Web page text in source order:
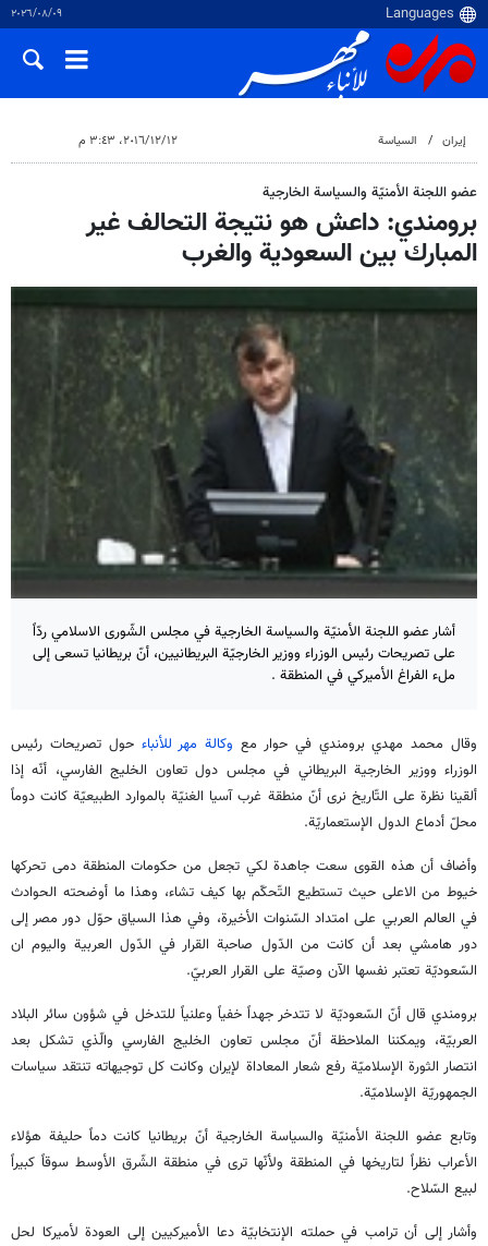
٠٩‏/٠٨‏/٢٠٢٦
إيران السياسة ١٢‏/١٢‏/٢٠١٦، ٣:٤٣ م
عضو اللجنة الأمنيّة والسياسة الخارجية
برومندي: داعش هو نتيجة التحالف غير
المبارك بين السعودية والغرب
أشار عضو اللجنة الأمنيّة والسياسة الخارجية في مجلس الشّورى الاسلامي ردّاً
على تصريحات رئيس الوزراء ووزير الخارجيّة البريطانيين، أنّ بريطانيا تسعى إلى
ملء الفراغ الأميركي في المنطقة .
وقال محمد مهدي برومندي في حوار مع وكالة مهر للأنباء حول تصريحات رئيس
الوزراء ووزير الخارجية البريطاني في مجلس دول تعاون الخليج الفارسي، أنّه إذا
ألقينا نظرة على التّاريخ نرى أنّ منطقة غرب آسيا الغنيّة بالموارد الطبيعيّة كانت دوماً
محلّ أدماع الدول الإستعماريّة.
وأضاف أن هذه القوى سعت جاهدة لكي تجعل من حكومات المنطقة دمى تحركها
خيوط من الاعلى حيث تستطيع التّحكّم بها كيف تشاء، وهذا ما أوضحته الحوادث
في العالم العربي على امتداد السّنوات الأخيرة، وفي هذا السياق حوّل دور مصر إلى
دور هامشي بعد أن كانت من الدّول صاحبة القرار في الدّول العربية واليوم ان
السّعوديّة تعتبر نفسها الآن وصيّة على القرار العربيّ.
برومندي قال أنّ السّعوديّة لا تتدخر جهداً خفياً وعلنياً للتدخل في شؤون سائر البلاد
العربيّة، ويمكننا الملاحظة أنّ مجلس تعاون الخليج الفارسي والّذي تشكل بعد
انتصار الثورة الإسلاميّة رفع شعار المعاداة لإيران وكانت كل توجيهاته تنتقد سياسات
الجمهوريّة الإسلاميّة.
وتابع عضو اللجنة الأمنيّة والسياسة الخارجية أنّ بريطانيا كانت دماً حليفة هؤلاء
الأعراب نظراً لتاريخها في المنطقة ولأنّها ترى في منطقة الشّرق الأوسط سوقاً كبيراً
لبيع السّلاح.
وأشار إلى أن ترامب في حملته الإنتخابيّة دعا الأميركيين إلى العودة لأميركا لحل